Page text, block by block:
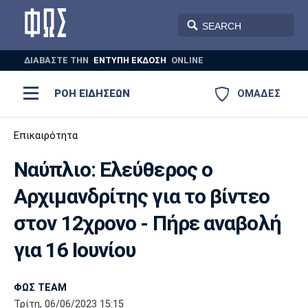
ΔΙΑΒΑΣΤΕ THN ΕΝΤΥΠΗ ΕΚΔΟΣΗ ONLINE
ΟΜΑΔΕΣ
ΡΟΗ ΕΙΔΗΣΕΩΝ
ΠΟΔΟΣΦΑΙΡΟ
AUTO-MOTO PLUS
Ποδόσφαιρο
Super League 1
Super League 2
Μπάσκετ
Ελλάδα
Ολυμπιακοί Αγώνες
Ολυμπιακός ΑΕΚ ΠΑΟΚ
Επικαιρότητα
Ναύπλιο: Ελεύθερος ο
Αρχιμανδρίτης για τo βίντεο
στον 12χρονο - Πήρε αναβολή
για 16 Ιουνίου
ΦΩΣ TEAM
Τρίτη, 06/06/2023 15:15